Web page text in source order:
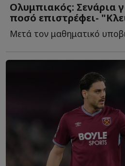
Ολυμπιακός: Σενάρια
ποσό επιστρέφει-
Μετά τον μαθηματικό